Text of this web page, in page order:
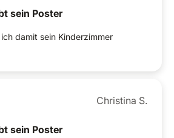
sein Poster
damit sein Kinderzimmer
Christina S.
sein Poster